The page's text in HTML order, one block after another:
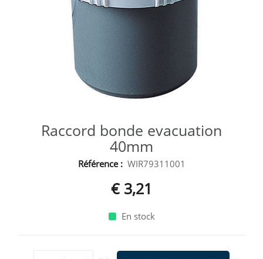
Raccord bonde evacuation
40mm
Référence : WIR79311001
€ 3,21
En stock